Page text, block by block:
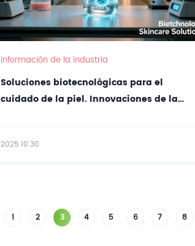
Información de la industria
Soluciones biotecnológicas para el
cuidado de la piel. Innovaciones de la
2025.10.30
1 2 3 4 5 6 7 8